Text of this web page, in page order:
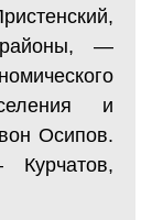
районы, —
и
Осипов.